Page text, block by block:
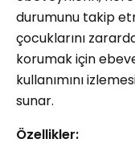
durumunu takip
çocuklarını
korumak için
kullanımını
sunar.
Özellikler: